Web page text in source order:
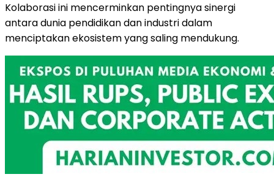
Kolaborasi ini mencerminkan pentingnya sinergi
antara dunia pendidikan dan industri dalam
menciptakan ekosistem yang saling mendukung.